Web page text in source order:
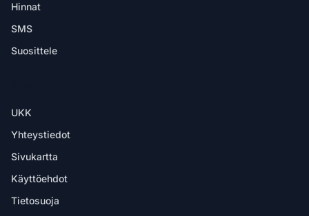
Hinnat
SMS
Suosittele
UKK
Yhteystiedot
Sivukartta
Käyttöehdot
Tietosuoja